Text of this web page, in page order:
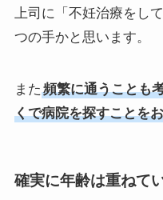
上司に「不妊治療をし
つの手かと思います。
また 頻繁に通うことも
くで病院を探すことを
確実に年齢は重ねて